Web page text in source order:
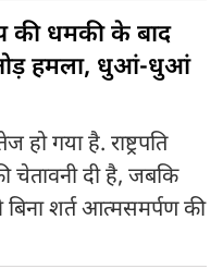
की धमकी के बाद
हमला, धुआं-धुआं
गया है. राष्ट्रपति
चेतावनी दी है, जबकि
बिना शर्त आत्मसमर्पण की